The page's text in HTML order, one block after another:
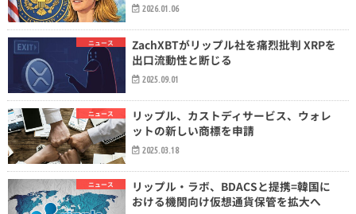
2026.01.06
ニュース
ZachXBTがリップル社を痛烈批判 XRPを
出口流動性と断じる
2025.09.01
ニュース
リップル、カストディサービス、ウォレ
ットの新しい商標を申請
2025.03.18
ニュース
リップル・ラボ、BDACSと提携=韓国に
おける機関向け仮想通貨保管を拡大へ